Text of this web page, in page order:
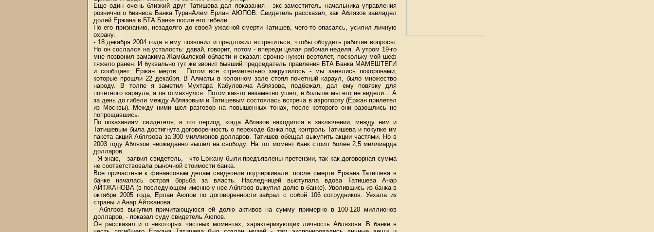
Еще один очень близкий друг Татишева дал показания - экс-заместитель начальника управления
розничного бизнеса Банка ТуранАлем Ерлан АЮПОВ. Свидетель рассказал, как Аблязов завладел
долей Ержана в БТА Банке после его гибели.
По его признанию, незадолго до своей ужасной смерти Татишев, чего-то опасаясь, усилил личную
охрану.
- 18 декабря 2004 года я ему позвонил и предложил встретиться, чтобы обсудить рабочие вопросы.
Но он сослался на усталость: давай, говорит, потом - впереди целая рабочая неделя. А утром 19-го
мне позвонил замакима Жамбылской области и сказал: срочно нужен вертолет, поскольку мой шеф
тяжело ранен. И буквально тут же звонит бывший председатель правления БТА Банка МАМЕШТЕГИ
и сообщает: Ержан мертв... Потом все стремительно закрутилось - мы занялись похоронами,
которые прошли 22 декабря. В Алматы в колонном зале стоял почетный караул, было множество
народу. В толпе я заметил Мухтара Кабуловича Аблязова, подбежал, дал ему повязку для
почетного караула, а он отмахнулся. Потом как-то незаметно ушел, и больше мы его не видели... А
за день до гибели между Аблязовым и Татишевым состоялась встреча в аэропорту (Ержан прилетел
из Москвы). Между ними шел разговор на повышенных тонах, после которого они разошлись не
попрощавшись.
По показаниям свидетеля, в тот период, когда Аблязов находился в заключении, между ним и
Татишевым была достигнута договоренность о переходе банка под конт­роль Татишева и покупке им
пакета акций Аблязова за 300 миллионов долларов. Татишев обещал выкупить акции частями. Но в
2003 году Аблязов неожиданно вышел на свободу. На тот момент банк стоил более 2,5 миллиарда
долларов.
- Я знаю, - заявил свидетель, - что Ержану были предъявлены претензии, так как договорная сумма
не соответствовала рыночной стоимости банка.
Все причастные к финансовым делам свидетели подчеркивали: после смерти Ержана Татишева в
банке началась острая борьба за власть. Наследницей выступала вдова Татишева Анар
АЙТЖАНОВА (в последующем именно у нее Аблязов выкупил долю в банке). Уволившись из банка в
октябре 2005 года, Ерлан Аюпов по договоренности забрал с собой 106 сотрудников. Уехала из
страны и Анар Айтжанова.
- Аблязов выкупил причитающуюся ей долю активов на сумму примерно в 100-120 миллионов
долларов, - показал суду свидетель Аюпов.
Он рассказал и о некоторых частных моментах, характеризующих личность Аблязова. В банке в